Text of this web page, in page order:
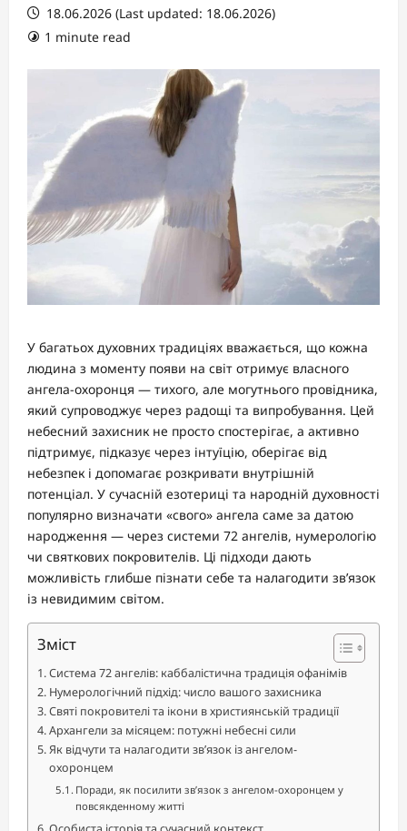
18.06.2026 (Last updated: 18.06.2026)
1 minute read
У багатьох духовних традиціях вважається, що кожна
людина з моменту появи на світ отримує власного
ангела-охоронця — тихого, але могутнього провідника,
який супроводжує через радощі та випробування. Цей
небесний захисник не просто спостерігає, а активно
підтримує, підказує через інтуїцію, оберігає від
небезпек і допомагає розкривати внутрішній
потенціал. У сучасній езотериці та народній духовності
популярно визначати «свого» ангела саме за датою
народження — через системи 72 ангелів, нумерологію
чи святкових покровителів. Ці підходи дають
можливість глибше пізнати себе та налагодити зв’язок
із невидимим світом.
Зміст
Система 72 ангелів: каббалістична традиція офанімів
Нумерологічний підхід: число вашого захисника
Святі покровителі та ікони в християнській традиції
Архангели за місяцем: потужні небесні сили
Як відчути та налагодити зв’язок із ангелом-
охоронцем
Поради, як посилити зв’язок з ангелом-охоронцем у
повсякденному житті